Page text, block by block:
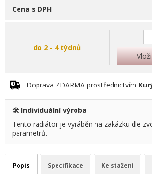
Cena s DPH
do 2 - 4 týdnů
Doprava ZDARMA prostřednictvím
🛠️ Individuální výroba
Tento radiátor je vyráběn na zakázku dle
parametrů.
Popis Specifikace Ke stažení